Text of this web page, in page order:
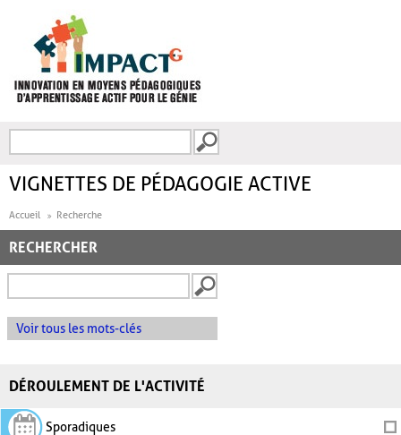
FORMULAIRE DE
VIGNETTES DE PÉDAGOGIE ACTIVE
Accueil Recherche
RECHERCHER
Voir tous les mots-clés
DÉROULEMENT DE L'ACTIVITÉ
Sporadiques